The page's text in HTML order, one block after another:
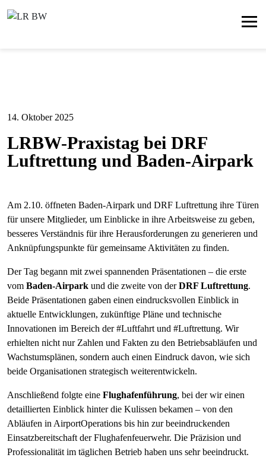
14. Oktober 2025
LRBW-Praxistag bei DRF
Luftrettung und Baden-Airpark
Am 2.10. öffneten Baden-Airpark und DRF Luftrettung ihre Türen
für unsere Mitglieder, um Einblicke in ihre Arbeitsweise zu geben,
besseres Verständnis für ihre Herausforderungen zu generieren und
Anknüpfungspunkte für gemeinsame Aktivitäten zu finden.
Der Tag begann mit zwei spannenden Präsentationen – die erste
vom Baden-Airpark und die zweite von derDRF Luftrettung.
Beide Präsentationen gaben einen eindrucksvollen Einblick in
aktuelle Entwicklungen, zukünftige Pläne und technische
Innovationen im Bereich der #Luftfahrt und #Luftrettung. Wir
erhielten nicht nur Zahlen und Fakten zu den Betriebsabläufen und
Wachstumsplänen, sondern auch einen Eindruck davon, wie sich
beide Organisationen strategisch weiterentwickeln.
Anschließend folgte eine Flughafenführung, bei der wir einen
detaillierten Einblick hinter die Kulissen bekamen – von den
Abläufen in AirportOperations bis hin zur beeindruckenden
Einsatzbereitschaft der Flughafenfeuerwehr. Die Präzision und
Professionalität im täglichen Betrieb haben uns sehr beeindruckt.